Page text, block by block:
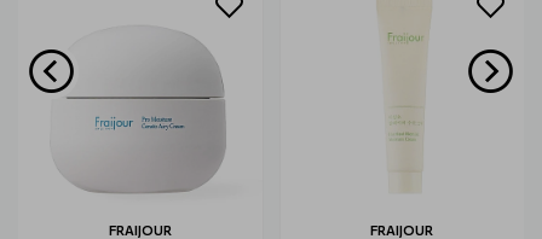
FRAIJOUR FRAIJOUR